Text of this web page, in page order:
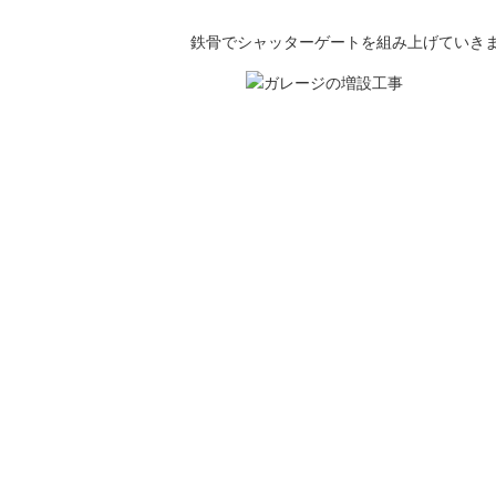
鉄骨でシャッターゲートを組み上げていき